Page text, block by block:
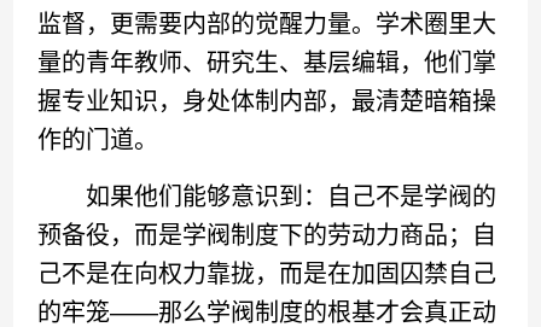
监督，更需要内部的觉醒力量。学术圈里大
量的青年教师、研究生、基层编辑，他们掌
握专业知识，身处体制内部，最清楚暗箱操
作的门道。
如果他们能够意识到：自己不是学阀的
预备役，而是学阀制度下的劳动力商品；自
己不是在向权力靠拢，而是在加固囚禁自己
的牢笼——那么学阀制度的根基才会真正动